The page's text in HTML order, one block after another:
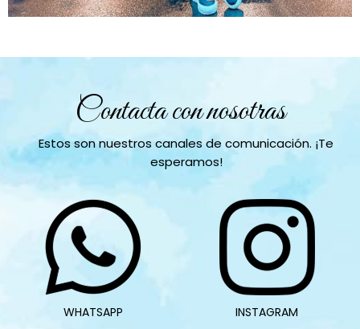
Contacta con nosotras
Estos son nuestros canales de comunicación. ¡Te
esperamos!
WHATSAPP INSTAGRAM